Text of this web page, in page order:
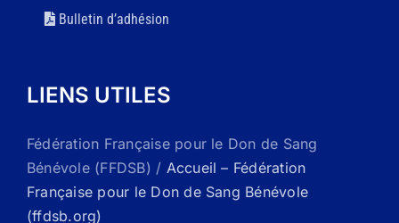
Bulletin d’adhésion
LIENS UTILES
Fédération Française pour le Don de Sang
Bénévole (FFDSB) / Accueil – Fédération
Française pour le Don de Sang Bénévole
(ffdsb.org)